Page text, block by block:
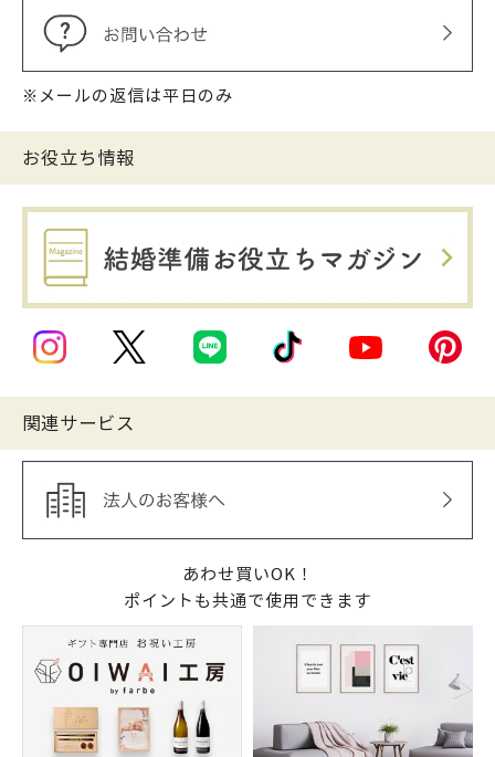
※メールの返信は平日のみ
お役立ち情報
関連サービス
あわせ買いOK！
ポイントも共通で使用できます